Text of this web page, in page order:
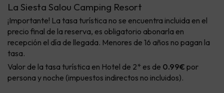
La Siesta Salou Camping Resort
¡Importante! La tasa turística no se encuentra incluida en el
precio final de la reserva, es obligatorio abonarla en
recepción el día de llegada. Menores de 16 años no pagan la
tasa.
Valor de la tasa turística en Hotel de 2* es de 0.99€ por
persona y noche (impuestos indirectos no incluidos).